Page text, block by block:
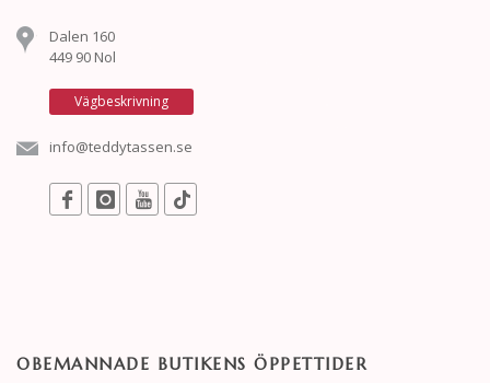
Dalen 160
449 90 Nol
Vägbeskrivning
info@teddytassen.se
OBEMANNADE BUTIKENS ÖPPETTIDER